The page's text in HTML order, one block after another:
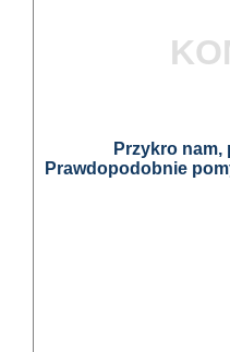
Przykro
Prawdopodobnie